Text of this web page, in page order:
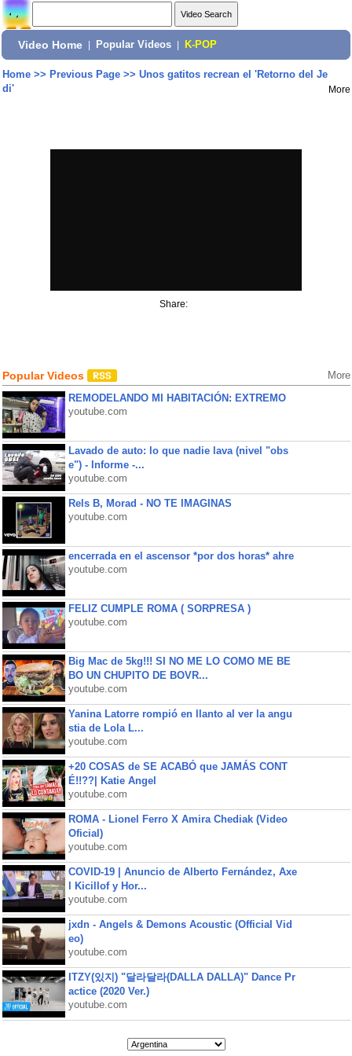
Video Home Popular Videos K-POP
Home>> Previous Page>> Unos gatitos recrean el 'Retorno del Je
di'
More
Share:
Popular Videos More
REMODELANDO MI HABITACIÓN: EXTREMO
youtube.com
Lavado de auto: lo que nadie lava (nivel "obs
e") - Informe -...
youtube.com
Rels B, Morad - NO TE IMAGINAS
youtube.com
encerrada en el ascensor *por dos horas* ahre
youtube.com
FELIZ CUMPLE ROMA ( SORPRESA )
youtube.com
Big Mac de 5kg!!! SI NO ME LO COMO ME BE
BO UN CHUPITO DE BOVR...
youtube.com
Yanina Latorre rompió en llanto al ver la angu
stia de Lola L...
youtube.com
+20 COSAS de SE ACABÓ que JAMÁS CONT
É!!??| Katie Angel
youtube.com
ROMA - Lionel Ferro X Amira Chediak (Video
Oficial)
youtube.com
COVID-19 | Anuncio de Alberto Fernández, Axe
l Kicillof y Hor...
youtube.com
jxdn - Angels & Demons Acoustic (Official Vid
eo)
youtube.com
ITZY(있지) "달라달라(DALLA DALLA)" Dance Pr
actice (2020 Ver.)
youtube.com